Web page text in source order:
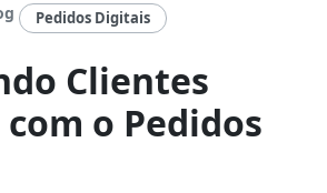
Pedidos Digitais
Clientes
o Pedidos